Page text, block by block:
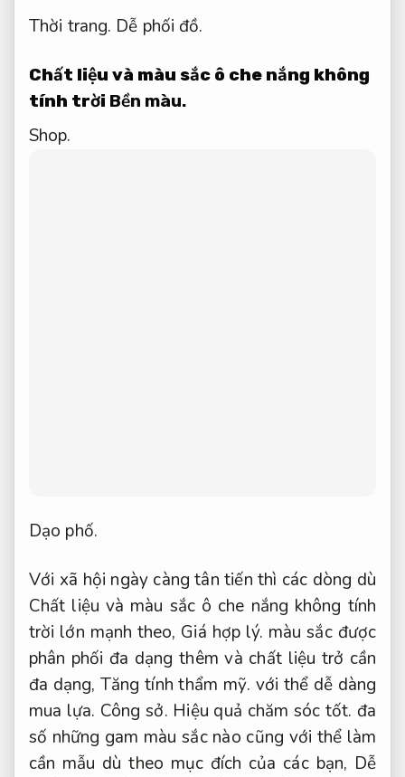
Thời trang. Dễ phối đồ.
Chất liệu và màu sắc ô che nắng không
tính trời Bền màu.
Shop.
Dạo phố.
Với xã hội ngày càng tân tiến thì các dòng dù
Chất liệu và màu sắc ô che nắng không tính
trời lớn mạnh theo, Giá hợp lý. màu sắc được
phân phối đa dạng thêm và chất liệu trở cần
đa dạng,Tăng tính thẩm mỹ. với thể dễ dàng
mua lựa. Công sở. Hiệu quả chăm sóc tốt. đa
số những gam màu sắc nào cũng với thể làm
cần mẫu dù theo mục đích của các bạn, Dễ